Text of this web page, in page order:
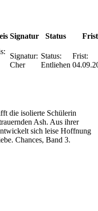
Signatur Status Frist
Signatur:
Cher
Status:
Entliehen
Frist:
die isolierte Schülerin
Ash. Aus ihrer
sich leise Hoffnung
Chances, Band 3.